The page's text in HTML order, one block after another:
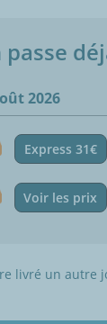
passe
2026
Express 31€
Voir les prix
livré un autre